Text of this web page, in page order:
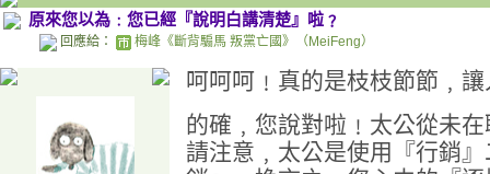
原來您以為﹕您已經『說明白講清楚』啦﹖
回應給： 梅峰《斷背騸馬 叛黨亡國》（MeiFeng）
呵呵呵﹗真的是枝枝節節﹐
的確﹐您說對啦﹗太公從未
請注意﹐太公是使用『行銷